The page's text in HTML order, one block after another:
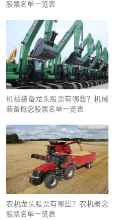
股票名单一览表
机械装备龙头股票有哪些？机械
装备概念股票名单一览表
农机龙头股票有哪些？农机概念
股票名单一览表